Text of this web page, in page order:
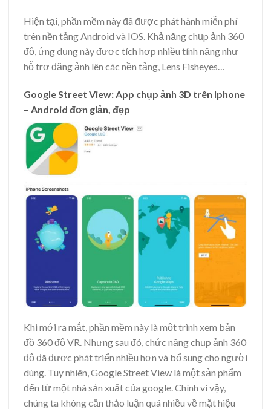
Hiện tại, phần mềm này đã được phát hành miễn phí
trên nền tảng Android và IOS. Khả năng chụp ảnh 360
độ, ứng dụng này được tích hợp nhiều tính năng như
hỗ trợ đăng ảnh lên các nền tảng, Lens Fisheyes…
Google Street View: App chụp ảnh 3D trên Iphone
– Android đơn giản, đẹp
Khi mới ra mắt, phần mềm này là một trình xem bản
đồ 360 độ VR. Nhưng sau đó, chức năng chụp ảnh 360
độ đã được phát triển nhiều hơn và bổ sung cho người
dùng. Tuy nhiên, Google Street View là một sản phẩm
đến từ một nhà sản xuất của google. Chính vì vậy,
chúng ta không cần thảo luận quá nhiều về mặt hiệu